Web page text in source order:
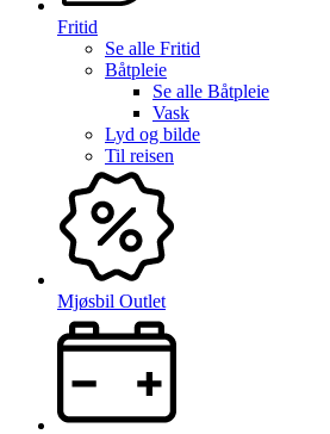
Fritid
Se alle Fritid
Båtpleie
Se alle Båtpleie
Vask
Lyd og bilde
Til reisen
Mjøsbil Outlet